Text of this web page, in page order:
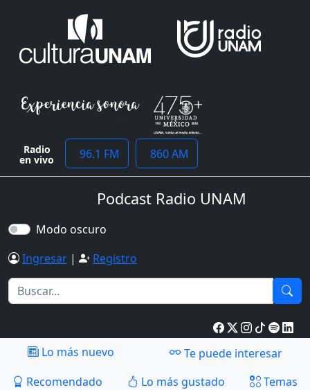
Radio
en vivo 96.1 FM 860 AM
Podcast Radio UNAM
Modo oscuro
Ingresar | Registro
Lo más nuevo
Te puede interesar
Recomendado
Lo más gustado
Temas